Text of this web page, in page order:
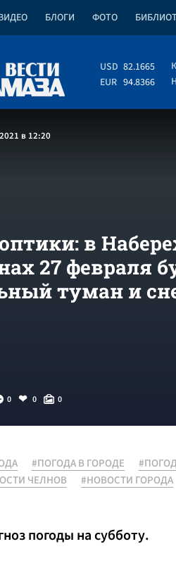
БЛОГИ ФОТО
USD 82.1665
EUR 94.8366
в 12:20
в
27 февраля
туман и
0 0 0
#ПОГОДА В ГОРОДЕ
ЧЕЛНОВ
#НОВОСТИ ГОРОДА
погоды на субботу.